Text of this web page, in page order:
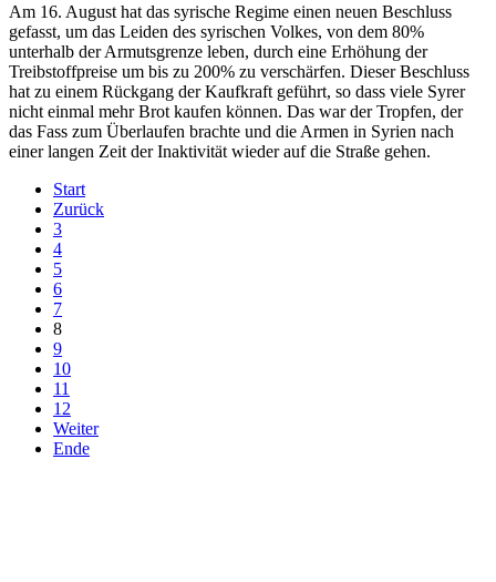
Am 16. August hat das syrische Regime einen neuen Beschluss
gefasst, um das Leiden des syrischen Volkes, von dem 80%
unterhalb der Armutsgrenze leben, durch eine Erhöhung der
Treibstoffpreise um bis zu 200% zu verschärfen. Dieser Beschluss
hat zu einem Rückgang der Kaufkraft geführt, so dass viele Syrer
nicht einmal mehr Brot kaufen können. Das war der Tropfen, der
das Fass zum Überlaufen brachte und die Armen in Syrien nach
einer langen Zeit der Inaktivität wieder auf die Straße gehen.
Start
Zurück
3
4
5
6
7
8
9
10
11
12
Weiter
Ende